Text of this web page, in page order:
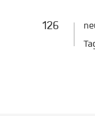
126